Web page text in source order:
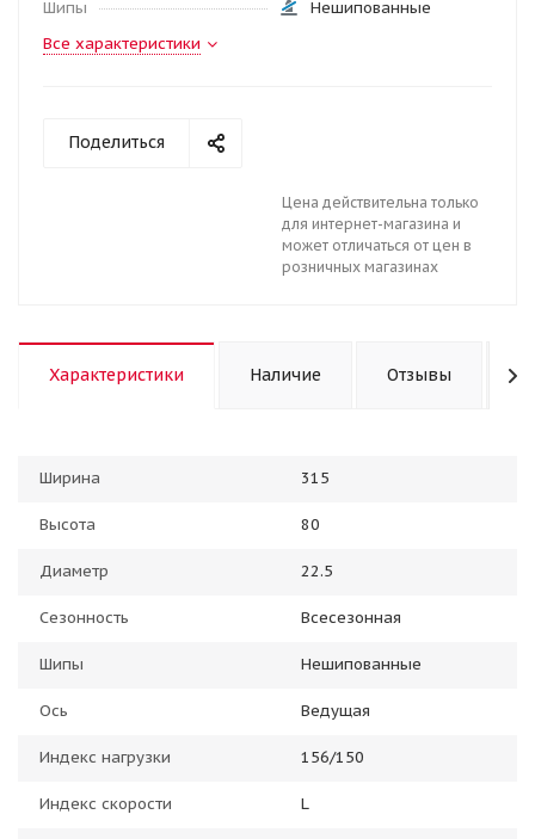
Шипы
Нешипованные
Все характеристики
Поделиться
Цена действительна только
для интернет-магазина и
может отличаться от цен в
розничных магазинах
Характеристики Наличие Отзывы
Ширина 315
Высота 80
Диаметр 22.5
Сезонность Всесезонная
Шипы Нешипованные
Ось Ведущая
Индекс нагрузки 156/150
Индекс скорости L